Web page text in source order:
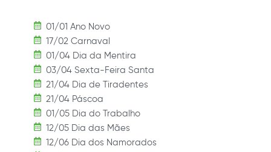
01/01 Ano Novo
17/02 Carnaval
01/04 Dia da Mentira
03/04 Sexta-Feira Santa
21/04 Dia de Tiradentes
21/04 Páscoa
01/05 Dia do Trabalho
12/05 Dia das Mães
12/06 Dia dos Namorados